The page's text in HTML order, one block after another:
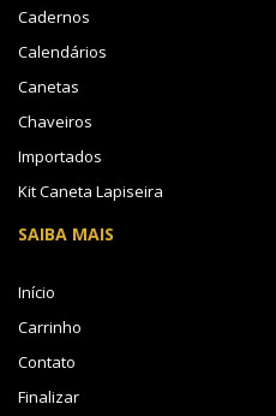
Cadernos
Calendários
Canetas
Chaveiros
Importados
Kit Caneta Lapiseira
SAIBA MAIS
Início
Carrinho
Contato
Finalizar